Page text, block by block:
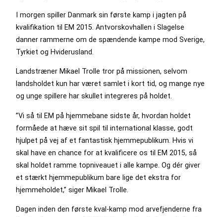
I morgen spiller Danmark sin første kamp i jagten på
kvalifikation til EM 2015. Antvorskovhallen i Slagelse
danner rammerne om de spændende kampe mod Sverige,
Tyrkiet og Hviderusland.
Landstræner Mikael Trolle tror på missionen, selvom
landsholdet kun har været samlet i kort tid, og mange nye
og unge spillere har skullet integreres på holdet.
”Vi så til EM på hjemmebane sidste år, hvordan holdet
formåede at hæve sit spil til international klasse, godt
hjulpet på vej af et fantastisk hjemmepublikum. Hvis vi
skal have en chance for at kvalificere os til EM 2015, så
skal holdet ramme topniveauet i alle kampe. Og dér giver
et stærkt hjemmepublikum bare lige det ekstra for
hjemmeholdet,” siger Mikael Trolle.
Dagen inden den første kval-kamp mod arvefjenderne fra